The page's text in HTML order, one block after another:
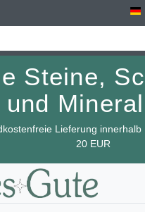
Steine,
und
Lieferung innerhalb
20 EUR